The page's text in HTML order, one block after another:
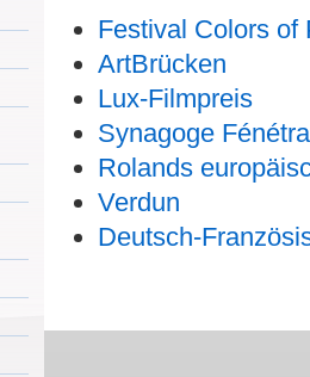
Festival Colors of
ArtBrücken
Lux-Filmpreis
Synagoge
Rolands
Verdun
Deutsch-